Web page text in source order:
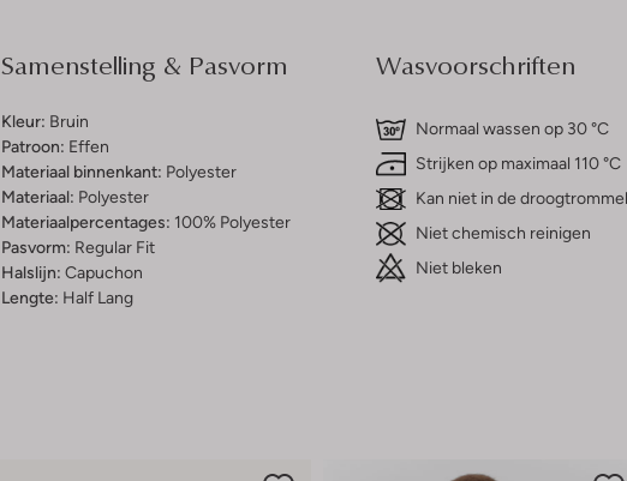
Samenstelling & Pasvorm
Kleur: Bruin
Patroon: Effen
Materiaal binnenkant: Polyester
Materiaal: Polyester
Materiaalpercentages: 100% Polyester
Pasvorm: Regular Fit
Halslijn: Capuchon
Lengte: Half Lang
Wasvoorschriften
Normaal wassen op 30 °C
Strijken op maximaal 110 °C
Kan niet in de droogtrommel
Niet chemisch reinigen
Niet bleken